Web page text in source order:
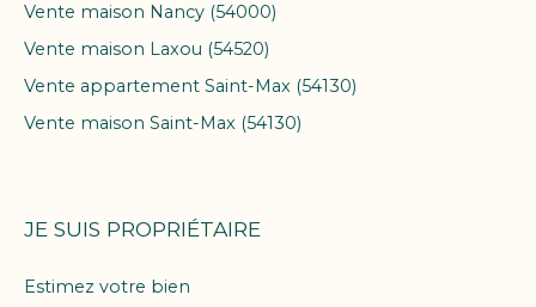
Vente maison Nancy (54000)
Vente maison Laxou (54520)
Vente appartement Saint-Max (54130)
Vente maison Saint-Max (54130)
JE SUIS PROPRIÉTAIRE
Estimez votre bien